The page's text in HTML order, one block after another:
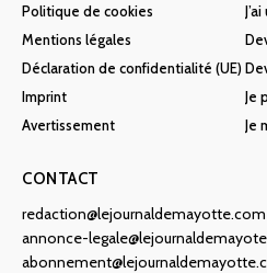
Politique de cookies
Mentions légales
Déclaration de confidentialité (UE)
Imprint
Avertissement
Je
Je
CONTACT
redaction@lejournaldemayotte.com
annonce-